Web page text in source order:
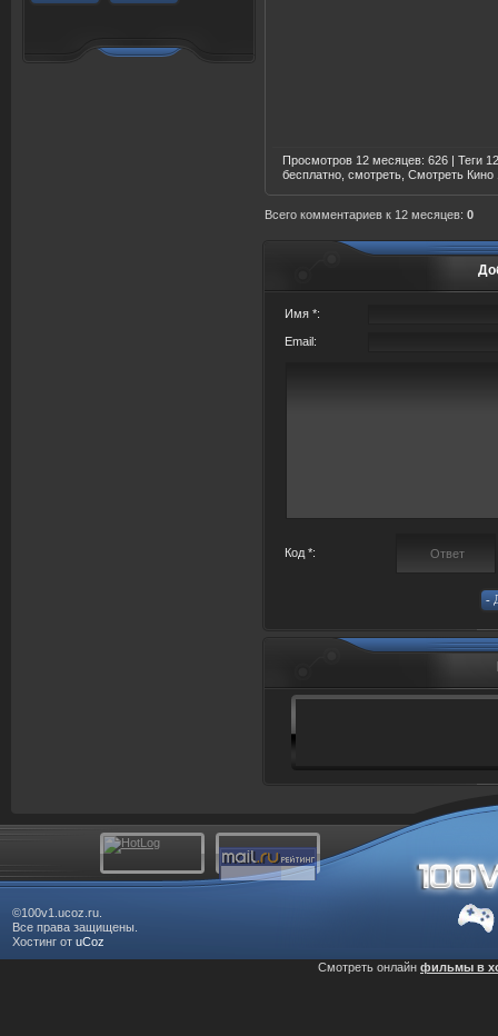
Просмотров 12 месяцев: 626 | Теги
бесплатно, смотреть, Смотреть
Всего комментариев к 12 месяцев: 0
Имя *:
Email:
Код *:
©100v1.ucoz.ru.
Все права защищены.
Хостинг от uCoz
Смотреть онлайн фильмы в